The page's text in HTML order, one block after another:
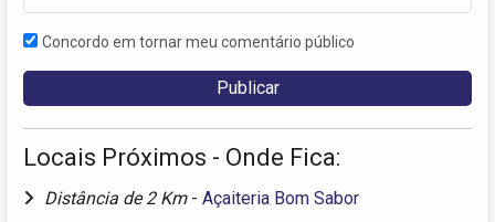
Concordo em tornar meu comentário público
Locais Próximos - Onde Fica:
Distância de 2 Km - Açaiteria Bom Sabor